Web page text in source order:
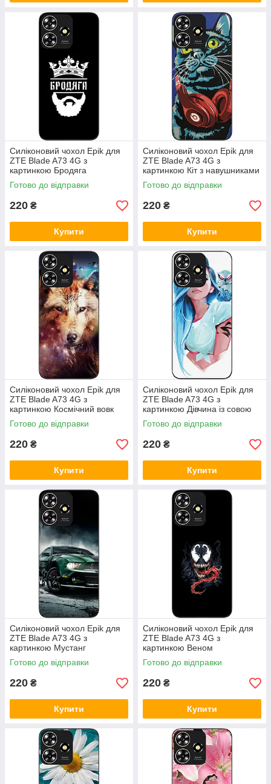
Силіконовий чохол Epik для
ZTE Blade A73 4G з
картинкою Бродяга
Готово до відправки
220 ₴
Купити
Силіконовий чохол Epik для
ZTE Blade A73 4G з
картинкою Кіт з навушниками
Готово до відправки
220 ₴
Купити
Силіконовий чохол Epik для
ZTE Blade A73 4G з
картинкою Космічний вовк
Готово до відправки
220 ₴
Купити
Силіконовий чохол Epik для
ZTE Blade A73 4G з
картинкою Дівчина із совою
Готово до відправки
220 ₴
Купити
Силіконовий чохол Epik для
ZTE Blade A73 4G з
картинкою Мустанг
Готово до відправки
220 ₴
Купити
Силіконовий чохол Epik для
ZTE Blade A73 4G з
картинкою Веном
Готово до відправки
220 ₴
Купити